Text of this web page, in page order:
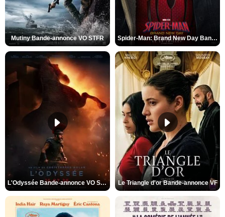
Mutiny Bande-annonce VO STFR Spider-Man: Brand New Day Bande-annonce VO STFR
L'Odyssée Bande-annonce VO STFR Le Triangle d'or Bande-annonce VF